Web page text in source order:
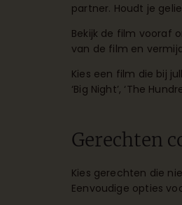
partner. Houdt je
Bekijk de film vooraf
van de film en
Kies een film die bij
‘Big Night’, ‘The
Gerechten
Kies gerechten die
Eenvoudige opties